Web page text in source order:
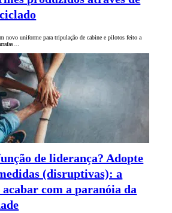
novo uniforme para tripulação de cabine e pilotos feito a
de liderança? Adopte
(disruptivas): a
com a paranóia da